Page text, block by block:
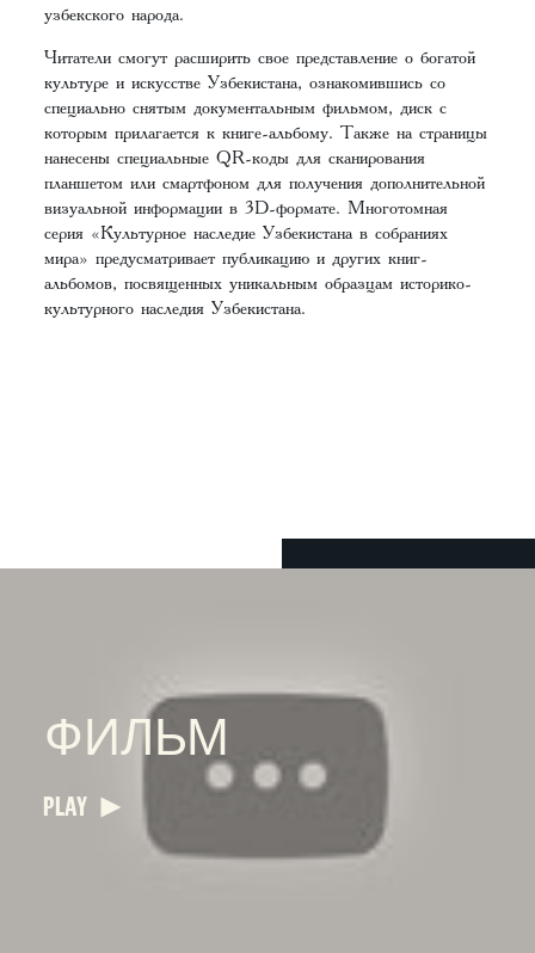
узбекского народа.
Читатели смогут расширить свое представление о богатой
культуре и искусстве Узбекистана, ознакомившись со
специально снятым документальным фильмом, диск с
которым прилагается к книге-альбому. Также на страницы
нанесены специальные QR-коды для сканирования
планшетом или смартфоном для получения дополнительной
визуальной информации в 3D-формате. Многотомная
серия «Культурное наследие Узбекистана в собраниях
мира» предусматривает публикацию и других книг-
альбомов, посвященных уникальным образцам историко-
культурного наследия Узбекистана.
ФИЛЬМ
PLAY